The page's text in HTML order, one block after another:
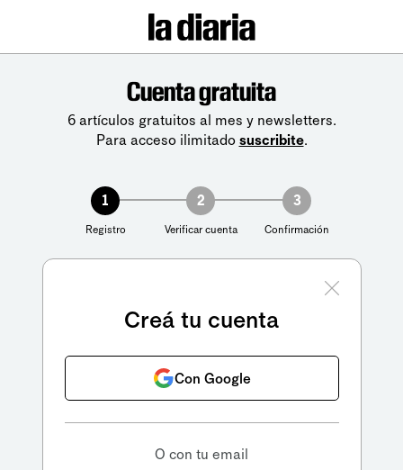
Cuenta gratuita
6 artículos gratuitos al mes y newsletters.
Para acceso ilimitado suscribite.
1
Registro
2
Verificar cuenta
3
Confirmación
Creá tu cuenta
Con Google
O con tu email